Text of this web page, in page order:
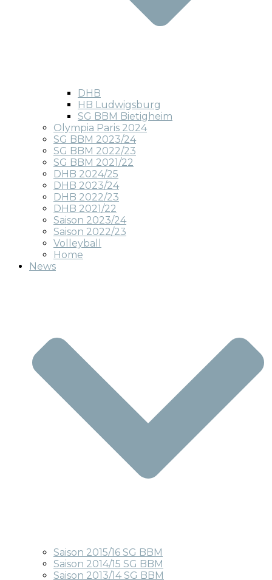
DHB
HB Ludwigsburg
SG BBM Bietigheim
Olympia Paris 2024
SG BBM 2023/24
SG BBM 2022/23
SG BBM 2021/22
DHB 2024/25
DHB 2023/24
DHB 2022/23
DHB 2021/22
Saison 2023/24
Saison 2022/23
Volleyball
Home
News
Saison 2015/16 SG BBM
Saison 2014/15 SG BBM
Saison 2013/14 SG BBM